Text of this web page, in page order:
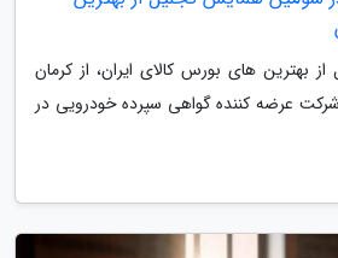
بهترین های بورس کالای ایران، از کرمان
عرضه کننده گواهی سپرده خودرویی در